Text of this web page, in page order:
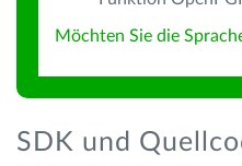
Möchten Sie die
SDK und